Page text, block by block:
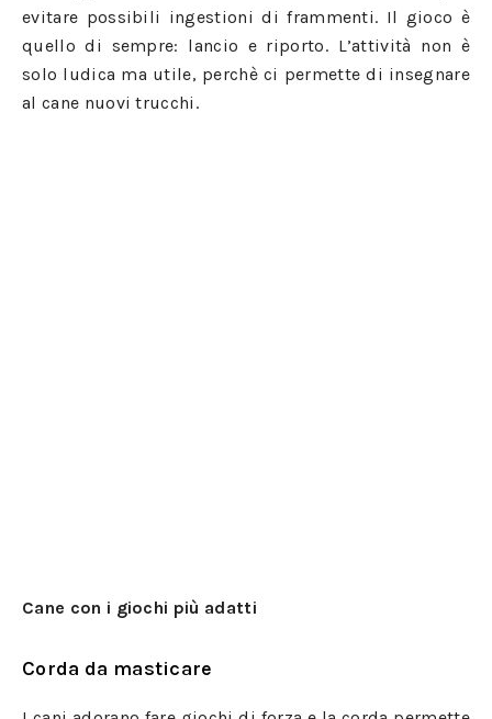
evitare possibili ingestioni di frammenti. Il gioco è
quello di sempre: lancio e riporto. L’attività non è
solo ludica ma utile, perchè ci permette di insegnare
al cane nuovi trucchi.
Cane con i giochi più adatti
Corda da masticare